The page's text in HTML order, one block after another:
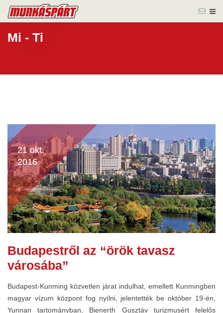
Mi - Ti
21 okt.
2016
Budapestről az “örök tavasz
városába”
Budapest-Kunming közvetlen járat indulhat, emellett Kunmingben
magyar vízum központ fog nyílni, jelentették be október 19-én,
Yunnan tartományban, Bienerth Gusztáv turizmusért felelős